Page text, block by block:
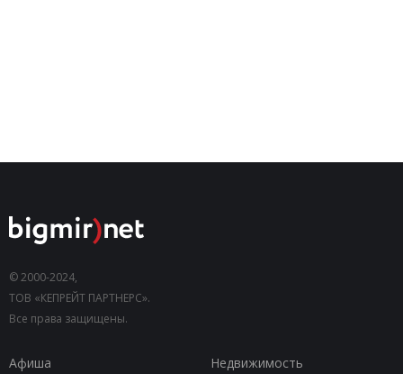
© 2000-2024,
ТОВ «КЕПРЕЙТ ПАРТНЕРС».
Все права защищены.
Афиша
Недвижимость